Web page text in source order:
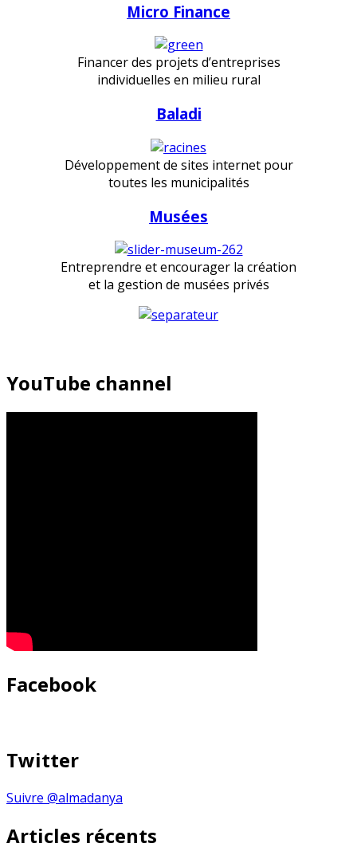
Micro Finance
Financer des projets d’entreprises
individuelles en milieu rural
Baladi
Développement de sites internet pour
toutes les municipalités
Musées
Entreprendre et encourager la création
et la gestion de musées privés
YouTube channel
Facebook
Twitter
Suivre @almadanya
Articles récents